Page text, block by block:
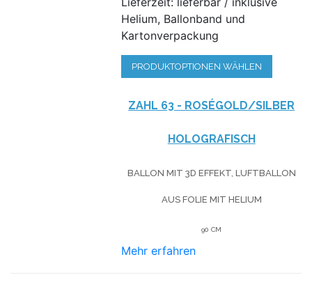
Helium, Ballonband und
Kartonverpackung
PRODUKTOPTIONEN WÄHLEN
ZAHL 63 - ROSÉGOLD/SILBER
HOLOGRAFISCH
BALLON MIT 3D EFFEKT, LUFTBALLON
AUS FOLIE MIT HELIUM
90 CM
Mehr erfahren